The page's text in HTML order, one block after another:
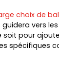
choix de
vers
pour
spécifiques